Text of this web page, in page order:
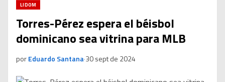
LIDOM
Torres-Pérez espera el béisbol
dominicano sea vitrina para MLB
porEduardo Santana·30 sept de 2024